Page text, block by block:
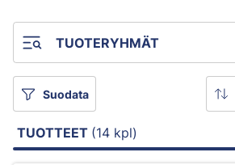
TUOTERYHMÄT
Suodata
TUOTTEET (14 kpl)